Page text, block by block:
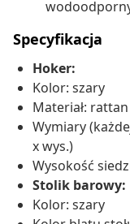
Specyfikacja
Hoker:
Kolor: szary
Materiał:
Wymiary
x wys.)
Wysokość
Stolik barowy:
Kolor: szary